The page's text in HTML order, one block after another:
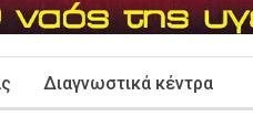
Διαγνωστικά κέντρα